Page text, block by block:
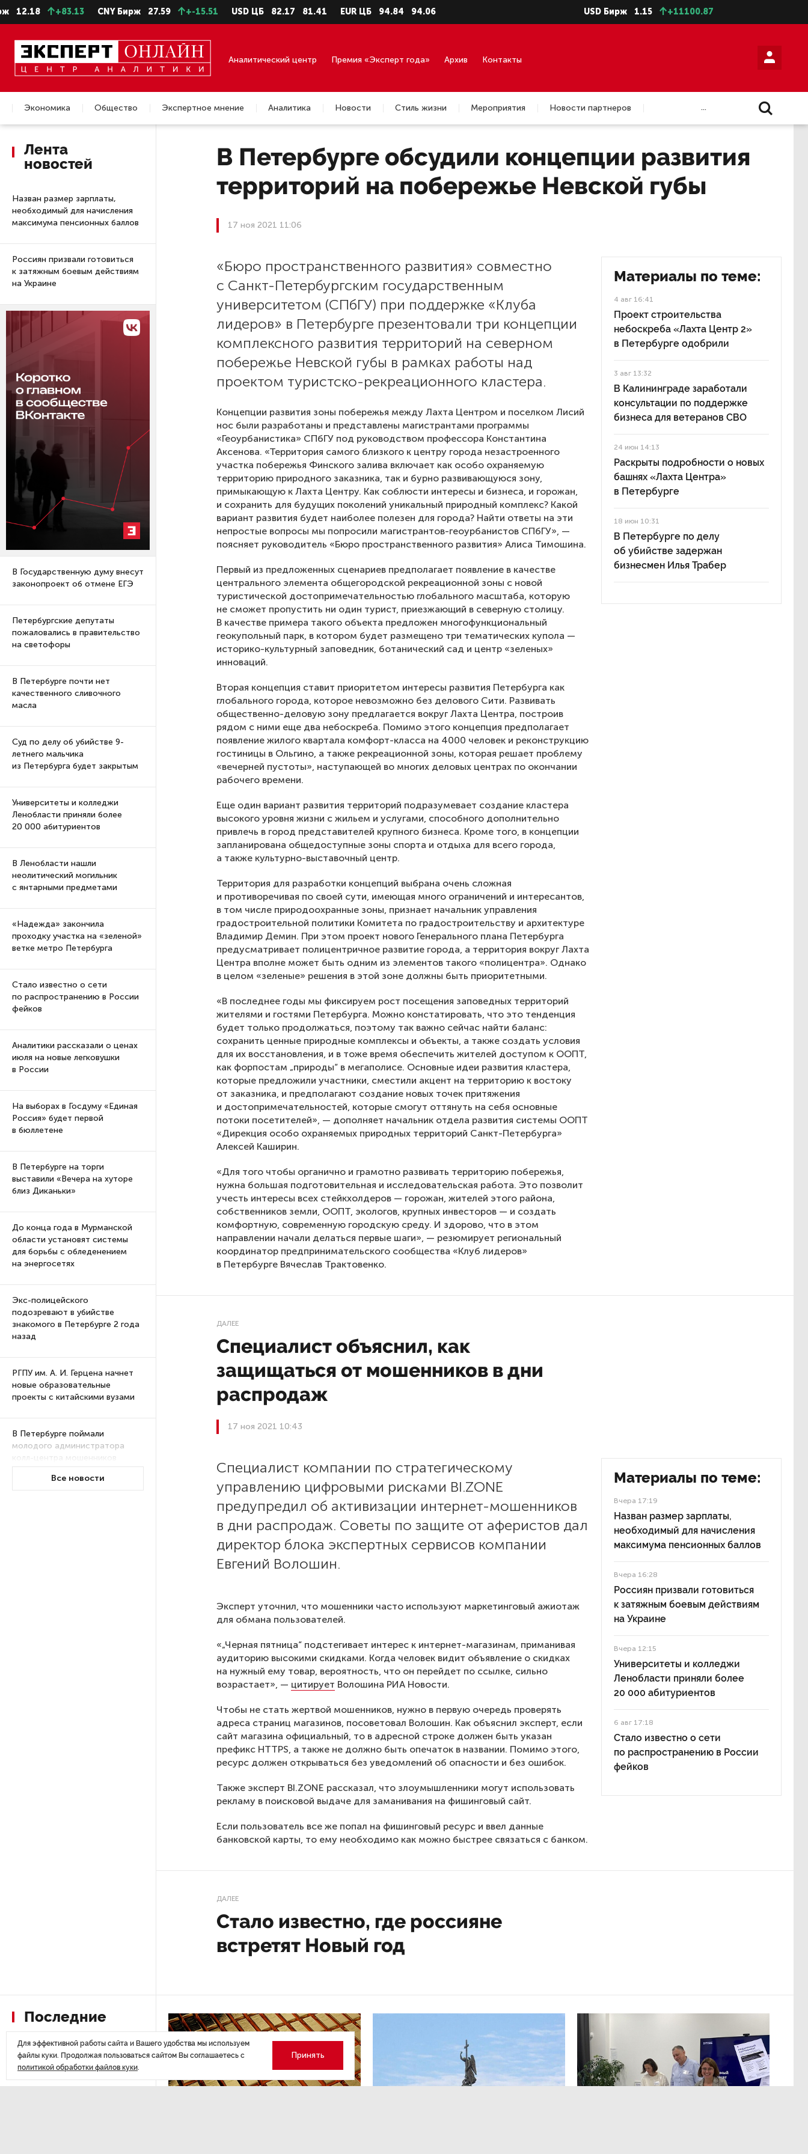
+83.13 CNY Бирж 27.59 +-15.51 USD ЦБ 82.17 81.41 EUR ЦБ 94.84 94.06 USD Бирж 1.15 +11100.87
Аналитический центр Премия «Эксперт года» Архив Контакты
Экономика Общество Экспертное мнение Аналитика Новости Стиль жизни Мероприятия
Новости партнеров
Недвижимость
...
Лента
новостей
Назван размер зарплаты,
необходимый для начисления
максимума пенсионных баллов
Россиян призвали готовиться
к затяжным боевым действиям
на Украине
В Государственную думу внесут
законопроект об отмене ЕГЭ
Петербургские депутаты
пожаловались в правительство
на светофоры
В Петербурге почти нет
качественного сливочного
масла
Суд по делу об убийстве 9-
летнего мальчика
из Петербурга будет закрытым
Университеты и колледжи
Ленобласти приняли более
20 000 абитуриентов
В Ленобласти нашли
неолитический могильник
с янтарными предметами
«Надежда» закончила
проходку участка на «зеленой»
ветке метро Петербурга
Стало известно о сети
по распространению в России
фейков
Аналитики рассказали о ценах
июля на новые легковушки
в России
На выборах в Госдуму «Единая
Россия» будет первой
в бюллетене
В Петербурге на торги
выставили «Вечера на хуторе
близ Диканьки»
До конца года в Мурманской
области установят системы
для борьбы с обледенением
на энергосетях
Экс-полицейского
подозревают в убийстве
знакомого в Петербурге 2 года
назад
РГПУ им. А. И. Герцена начнет
новые образовательные
проекты с китайскими вузами
В Петербурге поймали
молодого администратора
В Мурманской области создали
инвазионных растений
Все новости
В Петербурге обсудили концепции развития
территорий на побережье Невской губы
17 ноя 2021 11:06
«Бюро пространственного развития» совместно
с Санкт-Петербургским государственным
университетом (СПбГУ) при поддержке «Клуба
лидеров» в Петербурге презентовали три концепции
комплексного развития территорий на северном
побережье Невской губы в рамках работы над
проектом туристско-рекреационного кластера.
Концепции развития зоны побережья между Лахта Центром и поселком Лисий
нос были разработаны и представлены магистрантами программы
«Геоурбанистика» СПбГУ под руководством профессора Константина
Аксенова. «Территория самого близкого к центру города незастроенного
участка побережья Финского залива включает как особо охраняемую
территорию природного заказника, так и бурно развивающуюся зону,
примыкающую к Лахта Центру. Как соблюсти интересы и бизнеса, и горожан,
и сохранить для будущих поколений уникальный природный комплекс? Какой
вариант развития будет наиболее полезен для города? Найти ответы на эти
непростые вопросы мы попросили магистрантов-геоурбанистов СПбГУ», —
поясняет руководитель «Бюро пространственного развития» Алиса Тимошина.
Первый из предложенных сценариев предполагает появление в качестве
центрального элемента общегородской рекреационной зоны с новой
туристической достопримечательностью глобального масштаба, которую
не сможет пропустить ни один турист, приезжающий в северную столицу.
В качестве примера такого объекта предложен многофункциональный
геокупольный парк, в котором будет размещено три тематических купола —
историко-культурный заповедник, ботанический сад и центр «зеленых»
инноваций.
Вторая концепция ставит приоритетом интересы развития Петербурга как
глобального города, которое невозможно без делового Сити. Развивать
общественно-деловую зону предлагается вокруг Лахта Центра, построив
рядом с ними еще два небоскреба. Помимо этого концепция предполагает
появление жилого квартала комфорт-класса на 4000 человек и реконструкцию
гостиницы в Ольгино, а также рекреационной зоны, которая решает проблему
«вечерней пустоты», наступающей во многих деловых центрах по окончании
рабочего времени.
Еще один вариант развития территорий подразумевает создание кластера
высокого уровня жизни с жильем и услугами, способного дополнительно
привлечь в город представителей крупного бизнеса. Кроме того, в концепции
запланирована общедоступные зоны спорта и отдыха для всего города,
а также культурно-выставочный центр.
Территория для разработки концепций выбрана очень сложная
и противоречивая по своей сути, имеющая много ограничений и интересантов,
в том числе природоохранные зоны, признает начальник управления
градостроительной политики Комитета по градостроительству и архитектуре
Владимир Демин. При этом проект нового Генерального плана Петербурга
предусматривает полицентричное развитие города, а территория вокруг Лахта
Центра вполне может быть одним из элементов такого «полицентра». Однако
в целом «зеленые» решения в этой зоне должны быть приоритетными.
«В последнее годы мы фиксируем рост посещения заповедных территорий
жителями и гостями Петербурга. Можно констатировать, что это тенденция
будет только продолжаться, поэтому так важно сейчас найти баланс:
сохранить ценные природные комплексы и объекты, а также создать условия
для их восстановления, и в тоже время обеспечить жителей доступом к ООПТ,
как форпостам „природы“ в мегаполисе. Основные идеи развития кластера,
которые предложили участники, сместили акцент на территорию к востоку
от заказника, и предполагают создание новых точек притяжения
и достопримечательностей, которые смогут оттянуть на себя основные
потоки посетителей», — дополняет начальник отдела развития системы ООПТ
«Дирекция особо охраняемых природных территорий Санкт-Петербурга»
Алексей Каширин.
«Для того чтобы органично и грамотно развивать территорию побережья,
нужна большая подготовительная и исследовательская работа. Это позволит
учесть интересы всех стейкхолдеров — горожан, жителей этого района,
собственников земли, ООПТ, экологов, крупных инвесторов — и создать
комфортную, современную городскую среду. И здорово, что в этом
направлении начали делаться первые шаги», — резюмирует региональный
координатор предпринимательского сообщества «Клуб лидеров»
в Петербурге Вячеслав Трактовенко.
Материалы по теме:
4 авг 16:41
Проект строительства
небоскреба «Лахта Центр 2»
в Петербурге одобрили
3 авг 13:32
В Калининграде заработали
консультации по поддержке
бизнеса для ветеранов СВО
24 июн 14:13
Раскрыты подробности о новых
башнях «Лахта Центра»
в Петербурге
18 июн 10:31
В Петербурге по делу
об убийстве задержан
бизнесмен Илья Трабер
ДАЛЕЕ
Специалист объяснил, как
защищаться от мошенников в дни
распродаж
17 ноя 2021 10:43
Специалист компании по стратегическому
управлению цифровыми рисками BI.ZONE
предупредил об активизации интернет-мошенников
в дни распродаж. Советы по защите от аферистов дал
директор блока экспертных сервисов компании
Евгений Волошин.
Эксперт уточнил, что мошенники часто используют маркетинговый ажиотаж
для обмана пользователей.
«„Черная пятница“ подстегивает интерес к интернет-магазинам, приманивая
аудиторию высокими скидками. Когда человек видит объявление о скидках
на нужный ему товар, вероятность, что он перейдет по ссылке, сильно
возрастает», — цитирует Волошина РИА Новости.
Чтобы не стать жертвой мошенников, нужно в первую очередь проверять
адреса страниц магазинов, посоветовал Волошин. Как объяснил эксперт, если
сайт магазина официальный, то в адресной строке должен быть указан
префикс HTTPS, а также не должно быть опечаток в названии. Помимо этого,
ресурс должен открываться без уведомлений об опасности и без ошибок.
Также эксперт BI.ZONE рассказал, что злоумышленники могут использовать
рекламу в поисковой выдаче для заманивания на фишинговый сайт.
Если пользователь все же попал на фишинговый ресурс и ввел данные
банковской карты, то ему необходимо как можно быстрее связаться с банком.
Материалы по теме:
Вчера 17:19
Назван размер зарплаты,
необходимый для начисления
максимума пенсионных баллов
Вчера 16:28
Россиян призвали готовиться
к затяжным боевым действиям
на Украине
Вчера 12:15
Университеты и колледжи
Ленобласти приняли более
20 000 абитуриентов
6 авг 17:18
Стало известно о сети
по распространению в России
фейков
ДАЛЕЕ
Стало известно, где россияне
встретят Новый год
Последние
материалы
Для эффективной работы сайта и Вашего удобства мы используем
файлы куки. Продолжая пользоваться сайтом Вы соглашаетесь с
политикой обработки файлов куки.
Принять